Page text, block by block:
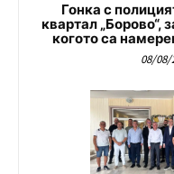
Гонка с
квартал
когото са
08/08/